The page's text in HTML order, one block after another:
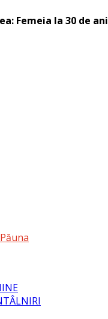
Femeia la 30 de ani